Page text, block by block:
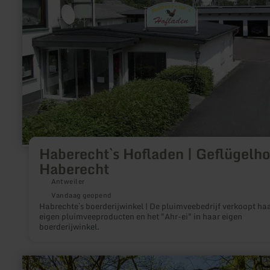
Haberecht`s Hofladen |
Haberecht
Antweiler
Vandaag geopend
Habrechte`s boerderijwinkel | De pluimveebedrijf verkoopt
eigen pluimveeproducten en het "Ahr-ei" in haar eigen
boerderijwinkel.
meer